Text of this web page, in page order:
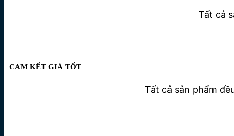
Tất cả
CAM KẾT GIÁ TỐT
Tất cả sản phẩm